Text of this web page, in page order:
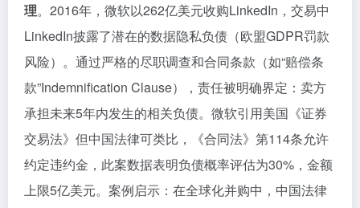
理。2016年，微软以262亿美元收购LinkedIn，交易中
LinkedIn披露了潜在的数据隐私负债（欧盟GDPR罚款
风险）。通过严格的尽职调查和合同条款（如“赔偿条
款”Indemnification Clause），责任被明确界定：卖方
承担未来5年内发生的相关负债。微软引用美国《证券
交易法》但中国法律可类比，《合同法》第114条允许
约定违约金，此案数据表明负债概率评估为30%，金额
上限5亿美元。案例启示：在全球化并购中，中国法律